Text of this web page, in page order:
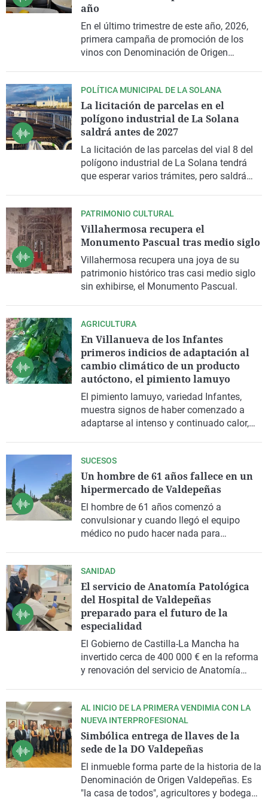
Gente viajera
Como el perro y el
Retornados
Equipo de
Operación Viuda
Galicia
La Rioja
Navarra
País Vasco
Televisión
Elecciones
año
En el último trimestre de este año, 2026,
primera campaña de promoción de los
vinos con Denominación de Origen
POLÍTICA MUNICIPAL DE LA SOLANA
La licitación de parcelas en el
polígono industrial de La Solana
saldrá antes de 2027
La licitación de las parcelas del vial 8 del
polígono industrial de La Solana tendrá
que esperar varios trámites, pero saldrá
PATRIMONIO CULTURAL
Villahermosa recupera el
Monumento Pascual tras medio siglo
Villahermosa recupera una joya de su
patrimonio histórico tras casi medio siglo
sin exhibirse, el Monumento Pascual.
AGRICULTURA
En Villanueva de los Infantes
primeros indicios de adaptación al
cambio climático de un producto
autóctono, el pimiento lamuyo
El pimiento lamuyo, variedad Infantes,
muestra signos de haber comenzado a
adaptarse al intenso y continuado calor,
SUCESOS
Un hombre de 61 años fallece en un
hipermercado de Valdepeñas
El hombre de 61 años comenzó a
convulsionar y cuando llegó el equipo
médico no pudo hacer nada para
SANIDAD
El servicio de Anatomía Patológica
del Hospital de Valdepeñas
preparado para el futuro de la
especialidad
El Gobierno de Castilla-La Mancha ha
invertido cerca de 400 000 € en la reforma
y renovación del servicio de Anatomía
incorporar los sistemas de digitalización
para formar parte de una futura red
sanitaria regional.
AL INICIO DE LA PRIMERA VENDIMIA CON LA
NUEVA INTERPROFESIONAL
Simbólica entrega de llaves de la
sede de la DO Valdepeñas
El inmueble forma parte de la historia de la
Denominación de Origen Valdepeñas. Es
"la casa de todos", agricultores y bodegas,